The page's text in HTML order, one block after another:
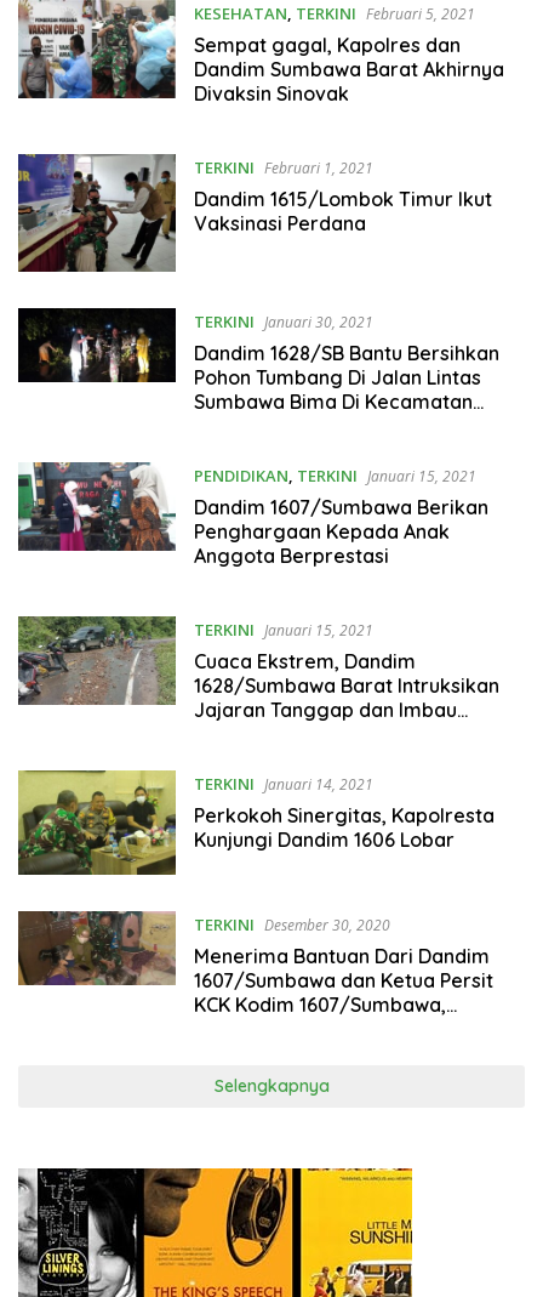
KESEHATAN, TERKINI Februari 5, 2021
Sempat gagal, Kapolres dan
Dandim Sumbawa Barat Akhirnya
Divaksin Sinovak
TERKINI Februari 1, 2021
Dandim 1615/Lombok Timur Ikut
Vaksinasi Perdana
TERKINI Januari 30, 2021
Dandim 1628/SB Bantu Bersihkan
Pohon Tumbang Di Jalan Lintas
Sumbawa Bima Di Kecamatan
PENDIDIKAN, TERKINI Januari 15, 2021
Dandim 1607/Sumbawa Berikan
Penghargaan Kepada Anak
Anggota Berprestasi
TERKINI Januari 15, 2021
Cuaca Ekstrem, Dandim
1628/Sumbawa Barat Intruksikan
Jajaran Tanggap dan Imbau
TERKINI Januari 14, 2021
Perkokoh Sinergitas, Kapolresta
Kunjungi Dandim 1606 Lobar
TERKINI Desember 30, 2020
Menerima Bantuan Dari Dandim
1607/Sumbawa dan Ketua Persit
KCK Kodim 1607/Sumbawa,
Selengkapnya